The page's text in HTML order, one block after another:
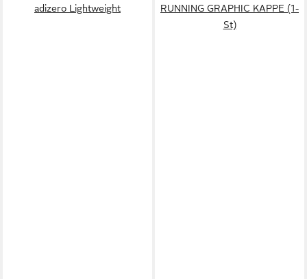
adizero Lightweight
RUNNING GRAPHIC KAPPE (1-
St)